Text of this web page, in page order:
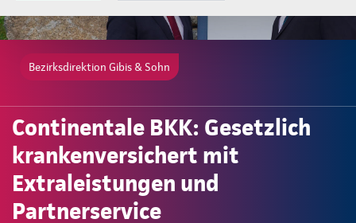
Bezirksdirektion Gibis & Sohn
Continentale BKK: Gesetzlich
krankenversichert mit
Extraleistungen und
Partnerservice